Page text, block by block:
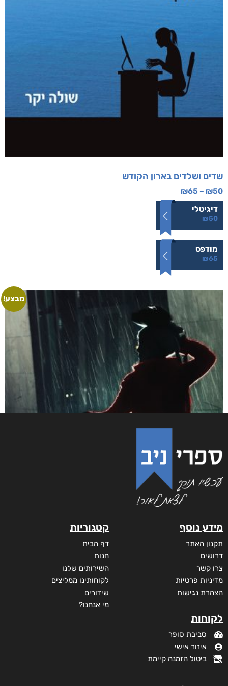
שדים ושלדים בארון הקודש
₪50
–
₪65
דיגיטלי
₪50
מודפס
₪65
מבצע!
שבר ענן
מידע נוסף
תקנון האתר
דרושים
צרו קשר
מדיניות פרטיות
הצהרת נגישות
לקוחות
סביבת סופר
איזור אישי
ביטול הזמנה קיימת
קטגוריות
דף הבית
חנות
השירותים שלנו
לקוחותינו ממליצים
שידורים
מי אנחנו?